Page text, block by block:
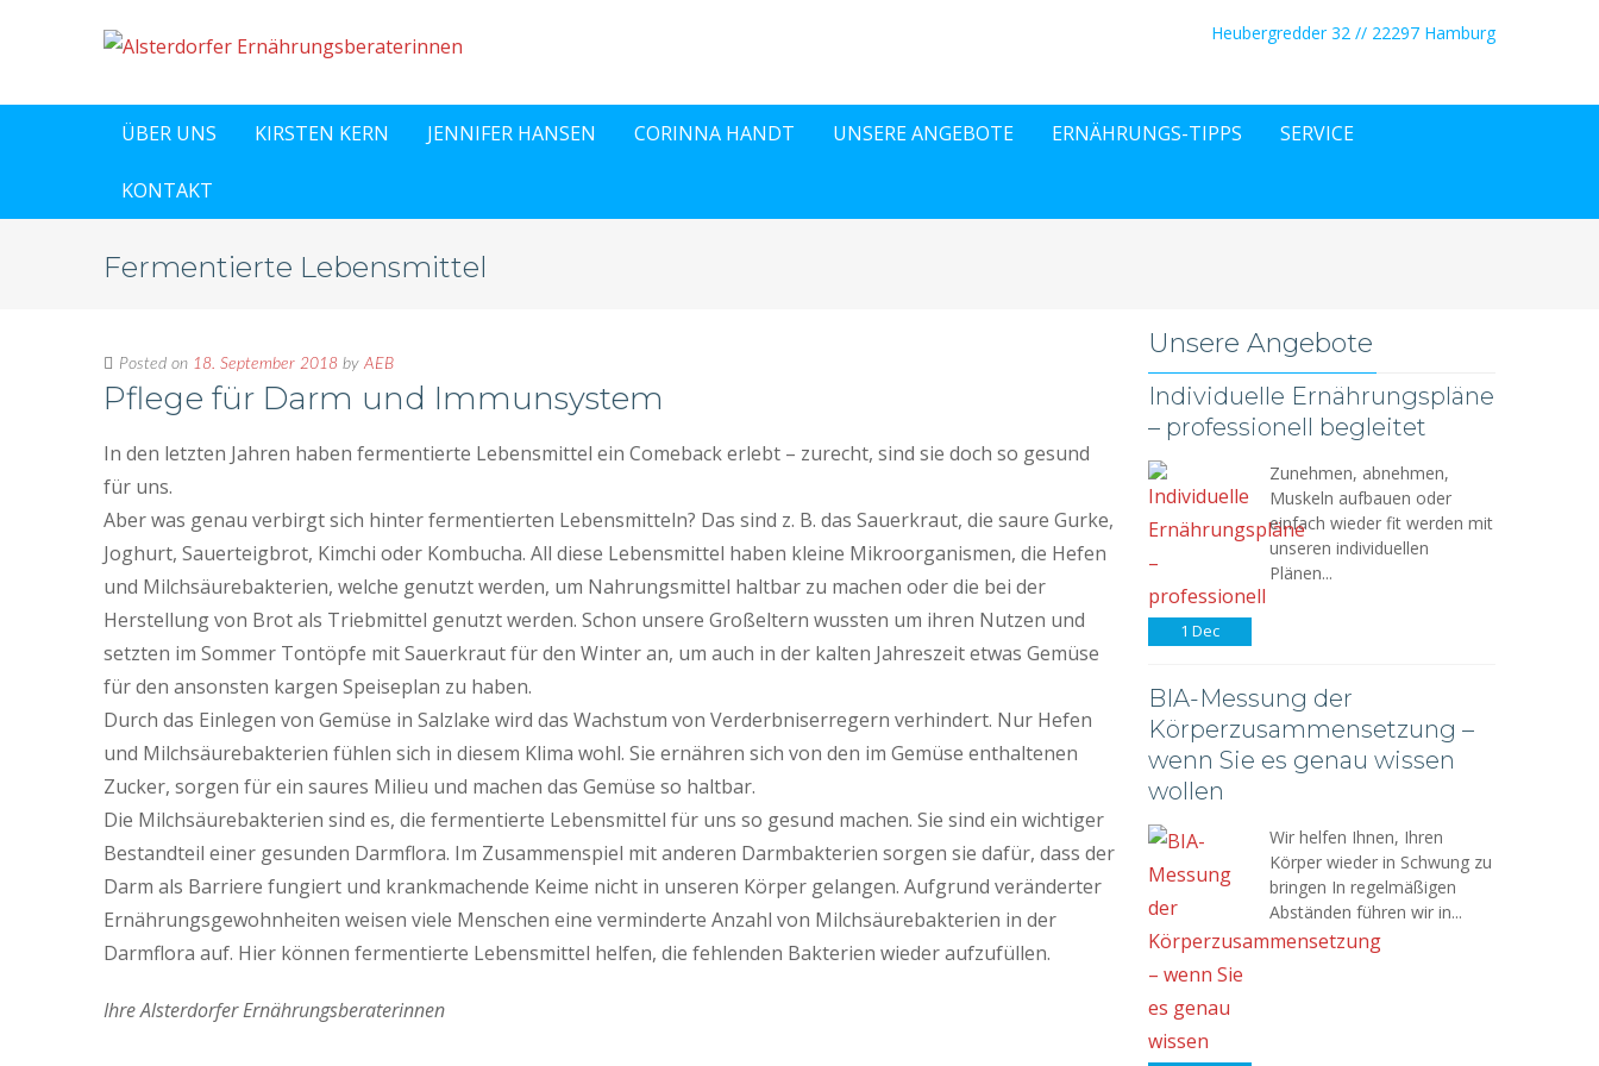
Heubergredder 32 // 22297 Hamburg
ÜBER UNS KIRSTEN KERN JENNIFER HANSEN CORINNA HANDT UNSERE ANGEBOTE ERNÄHRUNGS-TIPPS SERVICE
KONTAKT
Fermentierte Lebensmittel
Posted on 18. September 2018 by AEB
Pflege für Darm und Immunsystem
In den letzten Jahren haben fermentierte Lebensmittel ein Comeback erlebt – zurecht, sind sie doch so gesund
für uns.
Aber was genau verbirgt sich hinter fermentierten Lebensmitteln? Das sind z. B. das Sauerkraut, die saure Gurke,
Joghurt, Sauerteigbrot, Kimchi oder Kombucha. All diese Lebensmittel haben kleine Mikroorganismen, die Hefen
und Milchsäurebakterien, welche genutzt werden, um Nahrungsmittel haltbar zu machen oder die bei der
Herstellung von Brot als Triebmittel genutzt werden. Schon unsere Großeltern wussten um ihren Nutzen und
setzten im Sommer Tontöpfe mit Sauerkraut für den Winter an, um auch in der kalten Jahreszeit etwas Gemüse
für den ansonsten kargen Speiseplan zu haben.
Durch das Einlegen von Gemüse in Salzlake wird das Wachstum von Verderbniserregern verhindert. Nur Hefen
und Milchsäurebakterien fühlen sich in diesem Klima wohl. Sie ernähren sich von den im Gemüse enthaltenen
Zucker, sorgen für ein saures Milieu und machen das Gemüse so haltbar.
Die Milchsäurebakterien sind es, die fermentierte Lebensmittel für uns so gesund machen. Sie sind ein wichtiger
Bestandteil einer gesunden Darmflora. Im Zusammenspiel mit anderen Darmbakterien sorgen sie dafür, dass der
Darm als Barriere fungiert und krankmachende Keime nicht in unseren Körper gelangen. Aufgrund veränderter
Ernährungsgewohnheiten weisen viele Menschen eine verminderte Anzahl von Milchsäurebakterien in der
Darmflora auf. Hier können fermentierte Lebensmittel helfen, die fehlenden Bakterien wieder aufzufüllen.
Ihre Alsterdorfer Ernährungsberaterinnen
Unsere Angebote
Individuelle Ernährungspläne
– professionell begleitet
1 Dec
Zunehmen, abnehmen,
Muskeln aufbauen oder
einfach wieder fit werden mit
unseren individuellen
Plänen...
BIA-Messung der
Körperzusammensetzung –
wenn Sie es genau wissen
wollen
Wir helfen Ihnen, Ihren
Körper wieder in Schwung zu
bringen In regelmäßigen
Abständen führen wir in...